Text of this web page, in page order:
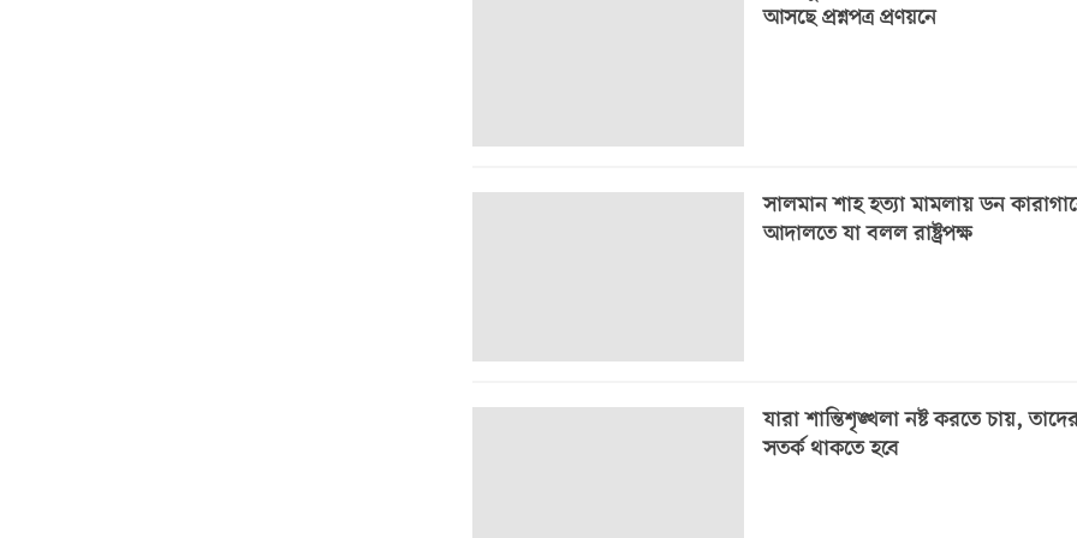
আসছে প্রশ্নপত্র প্রণয়নে
সালমান শাহ হত্যা মামলায় ডন
আদালতে যা বলল রাষ্ট্রপক্ষ
যারা শান্তিশৃঙ্খলা নষ্ট করতে চায়,
সতর্ক থাকতে হবে